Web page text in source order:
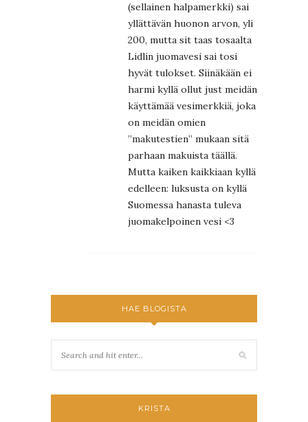
(sellainen halpamerkki) sai
yllättävän huonon arvon, yli
200, mutta sit taas tosaalta
Lidlin juomavesi sai tosi
hyvät tulokset. Siinäkään ei
harmi kyllä ollut just meidän
käyttämää vesimerkkiä, joka
on meidän omien
”makutestien” mukaan sitä
parhaan makuista täällä.
Mutta kaiken kaikkiaan kyllä
edelleen: luksusta on kyllä
Suomessa hanasta tuleva
juomakelpoinen vesi <3
HAE BLOGISTA
KRISTA